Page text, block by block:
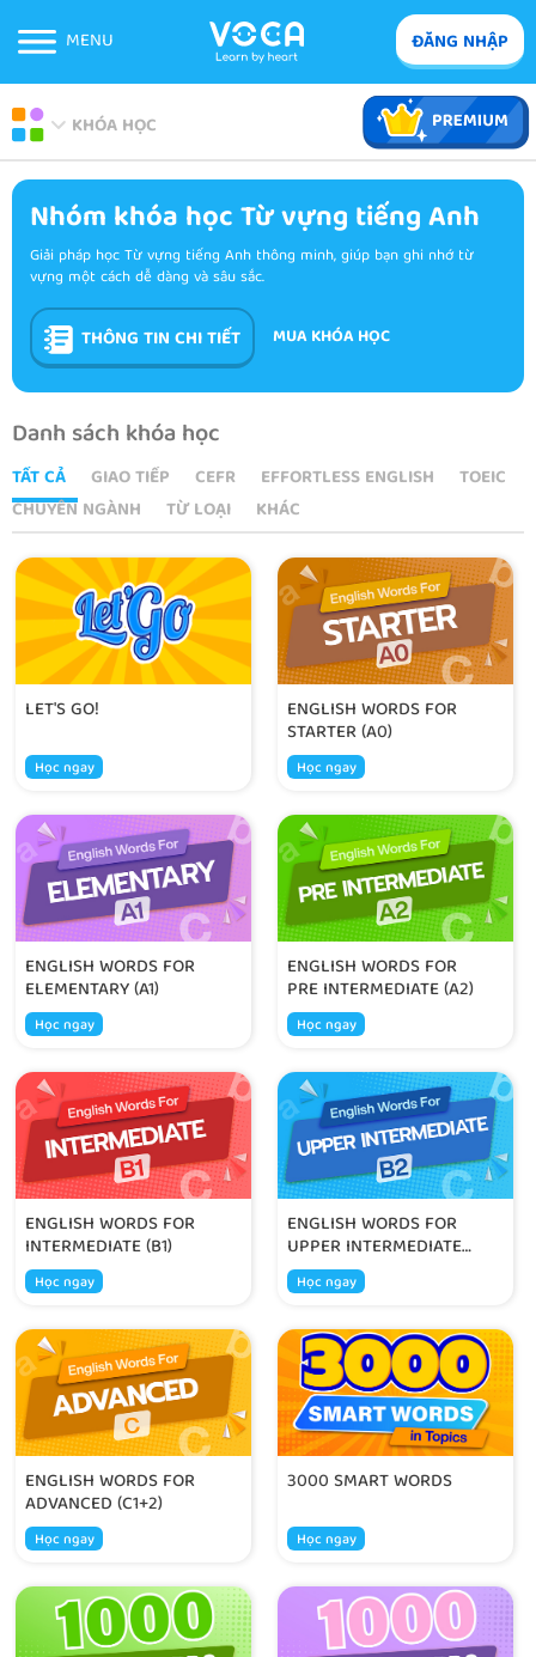
MENU ĐĂNG NHẬP
KHÓA HỌC
Nhóm khóa học Từ vựng tiếng Anh
Giải pháp học Từ vựng tiếng Anh thông minh, giúp bạn ghi nhớ từ
vựng một cách dễ dàng và sâu sắc.
THÔNG TIN CHI TIẾT MUA KHÓA HỌC
Danh sách khóa học
TẤT CẢ GIAO TIẾP CEFR EFFORTLESS ENGLISH TOEIC
CHUYÊN NGÀNH
TỪ LOẠI KHÁC
LET'S GO!
Học ngay
ENGLISH WORDS FOR
STARTER (A0)
Học ngay
ENGLISH WORDS FOR
ELEMENTARY (A1)
Học ngay
ENGLISH WORDS FOR
PRE INTERMEDIATE (A2)
Học ngay
ENGLISH WORDS FOR
INTERMEDIATE (B1)
Học ngay
ENGLISH WORDS FOR
UPPER INTERMEDIATE
(B2)
Học ngay
ENGLISH WORDS FOR
ADVANCED (C1+2)
Học ngay
3000 SMART WORDS
Học ngay